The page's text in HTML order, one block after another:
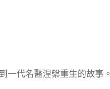
一代名醫涅槃重生的故事。